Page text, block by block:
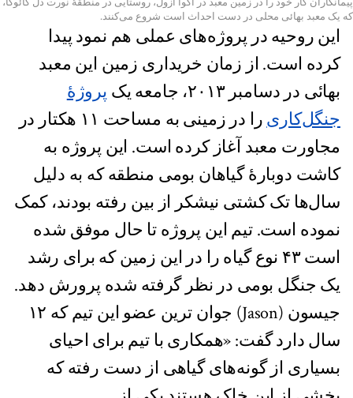
که یک معبد بهائی محلی در دست احداث است شروع می‌کنند.
این روحیه در پروژه‌های عملی هم نمود پیدا
کرده است. از زمان خریداری زمین این معبد
بهائی در دسامبر ۲۰۱۳، جامعه یک
پروژۀ
جنگل‌کاری
را در زمینی به مساحت ۱۱ هکتار در
مجاورت معبد آغاز کرده است. این پروژه به
کاشت دوبارۀ گیاهان بومی منطقه که به دلیل
سال‌ها تک کشتی نیشکر از بین رفته بودند، کمک
نموده است. تیم این پروژه تا حال موفق شده
است ۴۳ نوع گیاه را در این زمین که برای رشد
یک جنگل بومی در نظر گرفته شده پرورش دهد.
جیسون (Jason) جوان ترین عضو این تیم که ۱۲
سال دارد گفت: «همکاری با تیم برای احیای
بسیاری از گونه‌های گیاهی از دست رفته که